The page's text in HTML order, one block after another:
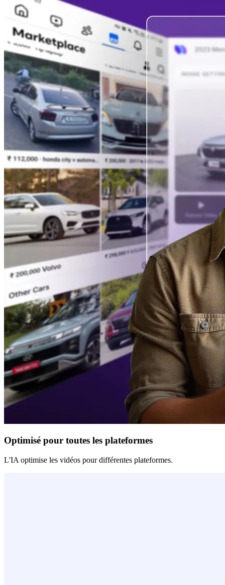
Optimisé pour toutes les plateformes
L'IA optimise les vidéos pour différentes plateformes.